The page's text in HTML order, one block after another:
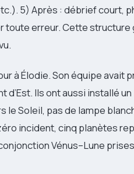
5) Après : débrief court,
erreur. Cette structure
à Élodie. Son équipe avait
d’Est. Ils ont aussi installé
le Soleil, pas de lampe
incident, cinq planètes
Vénus–Lune